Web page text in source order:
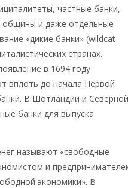
частные банки,
общины и даже отдельные
«дикие банки» (wildcat
странах.
в 1694 году
вплоть до начала Первой
В Шотландии и Северной
банки для выпуска
называют «свободные
и
экономики». В